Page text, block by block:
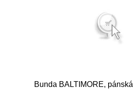
Bunda BALTIMORE,